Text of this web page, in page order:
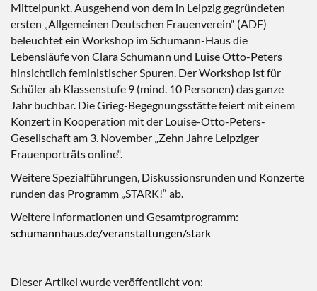
Mittelpunkt. Ausgehend von dem in Leipzig gegründeten
ersten „Allgemeinen Deutschen Frauenverein“ (ADF)
beleuchtet ein Workshop im Schumann-Haus die
Lebensläufe von Clara Schumann und Luise Otto-Peters
hinsichtlich feministischer Spuren. Der Workshop ist für
Schüler ab Klassenstufe 9 (mind. 10 Personen) das ganze
Jahr buchbar. Die Grieg-Begegnungsstätte feiert mit einem
Konzert in Kooperation mit der Louise-Otto-Peters-
Gesellschaft am 3. November „Zehn Jahre Leipziger
Frauenporträts online“.
Weitere Spezialführungen, Diskussionsrunden und Konzerte
runden das Programm „STARK!“ ab.
Weitere Informationen und Gesamtprogramm:
schumannhaus.de/veranstaltungen/stark
Dieser Artikel wurde veröffentlicht von: